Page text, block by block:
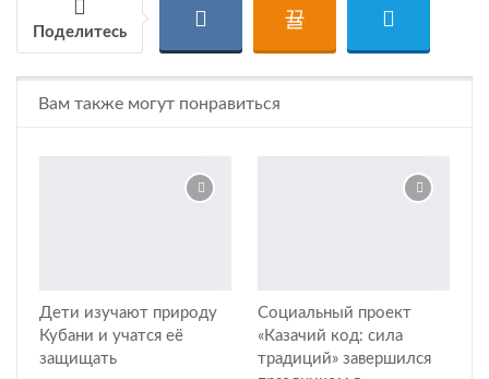
Поделитесь
Вам также могут понравиться
Дети изучают природу
Кубани и учатся её
защищать
Социальный проект
«Казачий код: сила
традиций» завершился